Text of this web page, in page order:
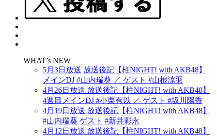
WHAT’s NEW
5月3日放送 放送後記【柱NIGHT! with AKB48】
メインDJ #山内瑞葵 ／ ゲスト #山根涼羽
4月26日放送 放送後記【柱NIGHT! with AKB48】
4週目メインDJ #小栗有以 ／ ゲスト #坂川陽香
4月19日放送 放送後記【柱NIGHT! with AKB48】
#山内瑞葵 ゲスト #新井彩永
4月12日放送 放送後記【柱NIGHT! with AKB48】